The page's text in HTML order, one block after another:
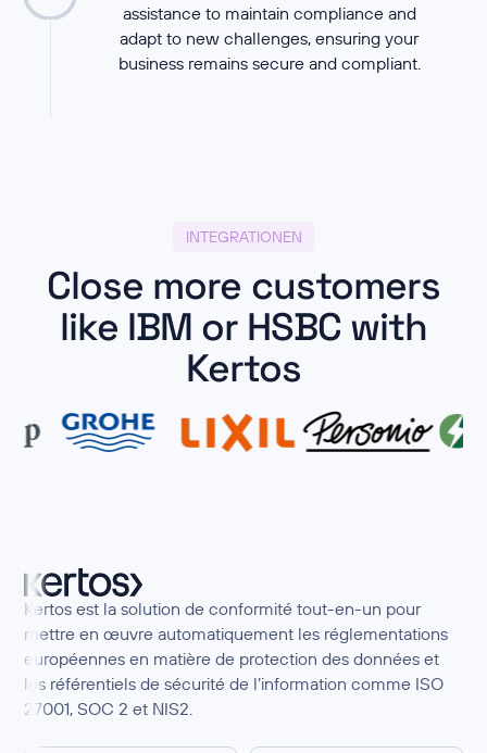
assistance to maintain compliance and
adapt to new challenges, ensuring your
business remains secure and compliant.
INTEGRATIONEN
Close more customers
like IBM or HSBC with
Kertos
Kertos est la solution de conformité tout-en-un pour
mettre en œuvre automatiquement les réglementations
européennes en matière de protection des données et
les référentiels de sécurité de l’information comme ISO
27001, SOC 2 et NIS2.